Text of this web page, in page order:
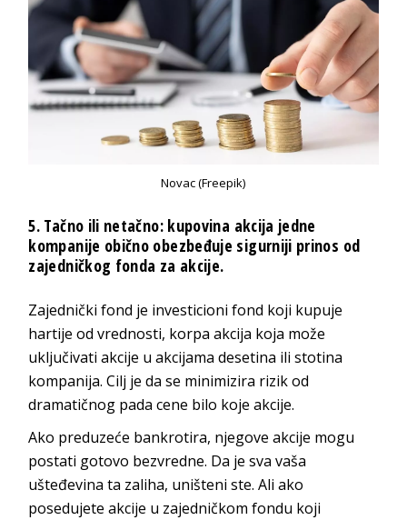
Novac (Freepik)
5. Tačno ili netačno: kupovina akcija jedne
kompanije obično obezbeđuje sigurniji prinos od
zajedničkog fonda za akcije.
Zajednički fond je investicioni fond koji kupuje
hartije od vrednosti, korpa akcija koja može
uključivati akcije u akcijama desetina ili stotina
kompanija. Cilj je da se minimizira rizik od
dramatičnog pada cene bilo koje akcije.
Ako preduzeće bankrotira, njegove akcije mogu
postati gotovo bezvredne. Da je sva vaša
ušteđevina ta zaliha, uništeni ste. Ali ako
posedujete akcije u zajedničkom fondu koji